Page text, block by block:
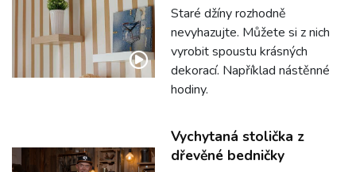
Staré džíny rozhodně
nevyhazujte. Můžete si z nich
vyrobit spoustu krásných
dekorací. Například nástěnné
hodiny.
Vychytaná stolička z
dřevěné bedničky